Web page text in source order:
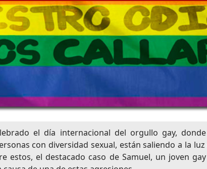
el día internacional del orgullo gay,
con diversidad sexual, están saliendo a la
estos, el destacado caso de Samuel, un joven